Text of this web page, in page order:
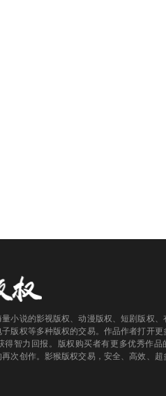
小说的影视版权、动漫版权、短剧版权、
子版权等多种版权的交易。作品作者打开更
得智力回报。版权购买者有更多优秀作品
次创作。影猴版权交易，安全、高效、超